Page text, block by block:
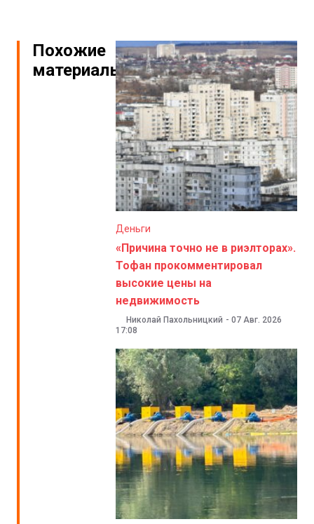
Похожие
материалы
Деньги
«Причина точно не в риэлторах».
Тофан прокомментировал
высокие цены на
недвижимость
Николай Пахольницкий - 07 Авг. 2026
17:08